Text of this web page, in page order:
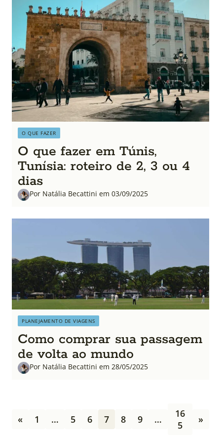
O QUE FAZER
O que fazer em Túnis,
Tunísia: roteiro de 2, 3 ou 4
dias
Por Natália Becattini em 03/09/2025
PLANEJAMENTO DE VIAGENS
Como comprar sua passagem
de volta ao mundo
Por Natália Becattini em 28/05/2025
« 1 … 5 6 7 8 9 …
16
5
»